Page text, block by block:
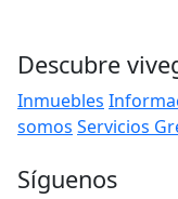
Descubre
Inmuebles
somos Servicios
Síguenos